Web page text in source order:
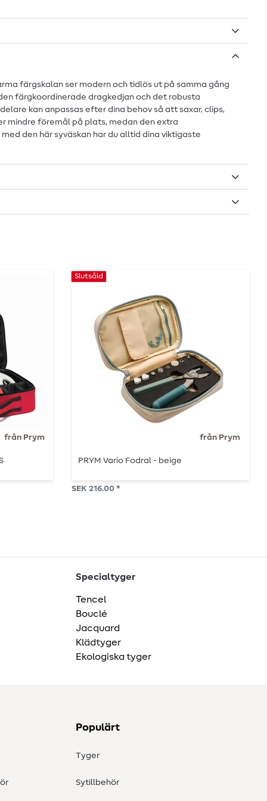
färgskalan ser modern och tidlös ut på samma gång
färgkoordinerade dragkedjan och det robusta
kan anpassas efter dina behov så att saxar, clips,
mindre föremål på plats, medan den extra
den här syväskan har du alltid dina viktigaste
från Prym från Prym
Slutsåld
PRYM Vario Fodral - beige
SEK 216.00 *
Specialtyger
Tencel
Bouclé
Jacquard
Klädtyger
Ekologiska tyger
Populärt
Tyger
Sytillbehör